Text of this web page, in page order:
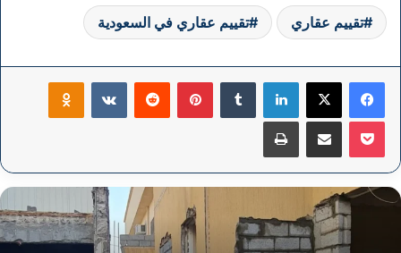
تقييم عقاري تقييم عقاري في السعودية
فيسبوك ‫X لينكدإن بينتيريست
‫Pocket مشاركة عبر البريد طباعة